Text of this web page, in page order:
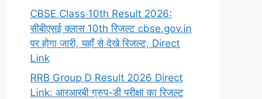
CBSE Class 10th Result 2026:
सीबीएसई क्लास 10th रिजल्ट cbse.gov.in
पर होगा जारी, यहाँ से देखे रिजल्ट, Direct
Link
RRB Group D Result 2026 Direct
Link: आरआरबी ग्रुप-डी परीक्षा का रिजल्ट